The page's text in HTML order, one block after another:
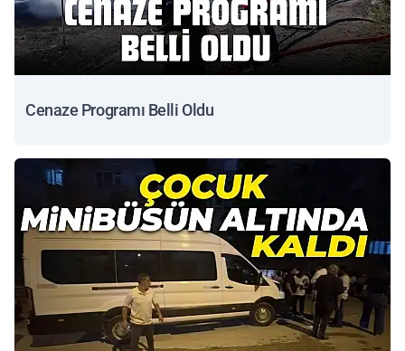
Cenaze Programı Belli Oldu